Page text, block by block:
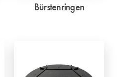
Bürstenringen